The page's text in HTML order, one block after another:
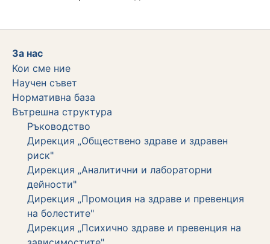
За нас
Кои сме ние
Научен съвет
Нормативна база
Вътрешна структура
Ръководство
Дирекция „Обществено здраве и здравен
риск"
Дирекция „Аналитични и лабораторни
дейности"
Дирекция „Промоция на здраве и превенция
на болестите"
Дирекция „Психично здраве и превенция на